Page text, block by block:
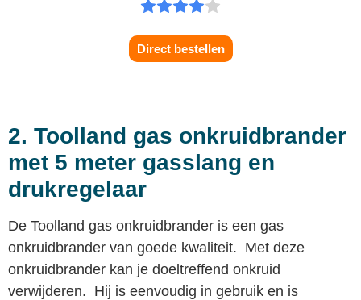
Direct bestellen
2. Toolland gas onkruidbrander
met 5 meter gasslang en
drukregelaar
De Toolland gas onkruidbrander is een gas
onkruidbrander van goede kwaliteit. Met deze
onkruidbrander kan je doeltreffend onkruid
verwijderen. Hij is eenvoudig in gebruik en is